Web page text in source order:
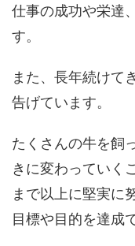
仕事の成功や栄達
す。
また、長年続けて
告げています。
たくさんの牛を飼
きに変わっていく
まで以上に堅実に
目標や目的を達成